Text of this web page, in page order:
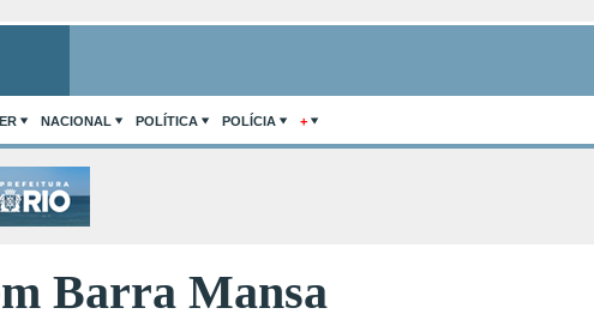
NACIONAL POLÍTICA POLÍCIA +
Barra Mansa